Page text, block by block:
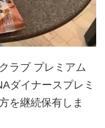
ラブ プレミアム
ダイナースプレミ
を継続保有しま